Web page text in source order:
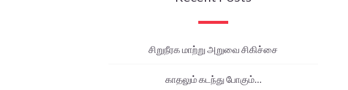
சிறுநீரக மாற்று அறுவை சிகிச்சை
காதலும் கடந்து போகும்…